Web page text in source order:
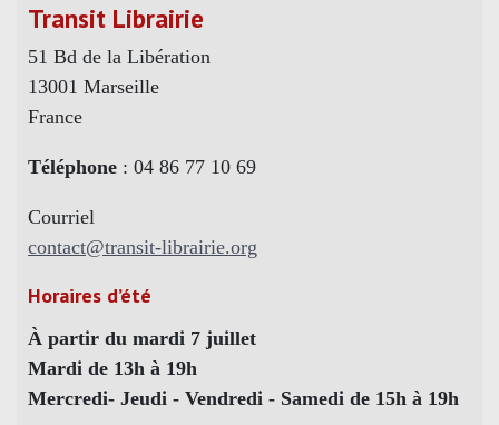
Transit Librairie
51 Bd de la Libération
13001 Marseille
France
Téléphone : 04 86 77 10 69
Courriel
contact@transit-librairie.org
Horaires d’été
À partir du mardi 7 juillet
Mardi de 13h à 19h
Mercredi- Jeudi - Vendredi - Samedi de 15h à 19h